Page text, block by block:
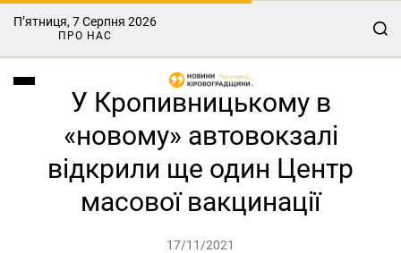
П’ятниця, 7 Серпня 2026
ПРО НАС
У Кропивницькому в
«новому» автовокзалі
відкрили ще один Центр
масової вакцинації
17/11/2021